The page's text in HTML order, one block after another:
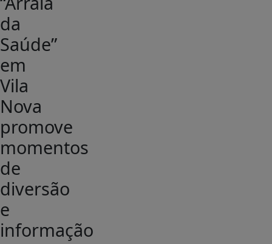
da
Saúde”
em
Vila
Nova
promove
momentos
de
diversão
e
informação